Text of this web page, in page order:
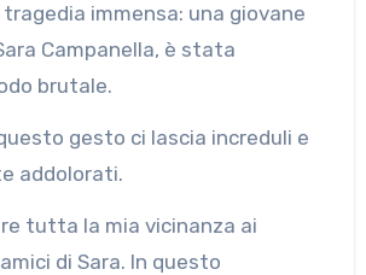
immensa: una giovane
Campanella, è stata
brutale.
gesto ci lascia increduli e
addolorati.
tutta la mia vicinanza ai
di Sara. In questo